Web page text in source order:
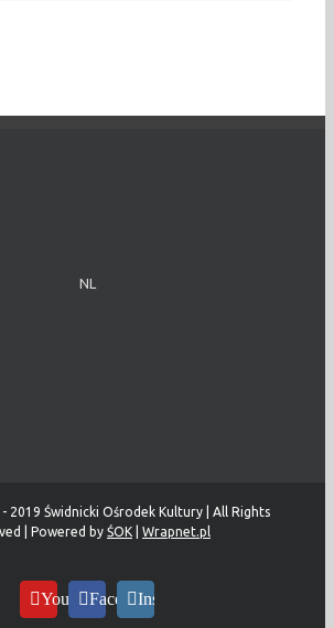
NL
2019 Świdnicki Ośrodek Kultury | All Rights
| Powered by ŚOK Wrapnet.pl
YouTubeFacebookInstagram